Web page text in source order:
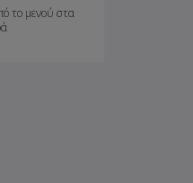
το μενού στα